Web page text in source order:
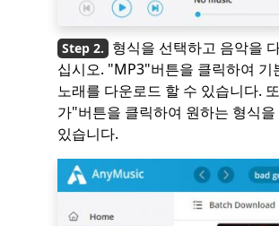
형식을 선택하고 음악을
십시오. "MP3"버튼을 클릭하여 기
노래를 다운로드 할 수 있습니다.
가"버튼을 클릭하여 원하는 형식을
있습니다.